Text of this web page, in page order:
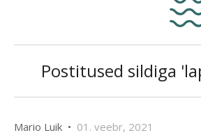
Postitused sildiga
Mario Luik • 01. veebr, 2021